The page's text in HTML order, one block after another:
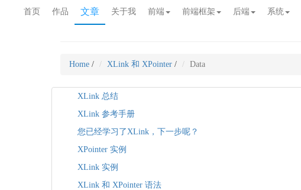
首页 作品 文章 关于我 前端 前端框架 后端 系统
Home / XLink 和 XPointer / Data
XLink 总结
XLink 参考手册
您已经学习了XLink，下一步呢？
XPointer 实例
XLink 实例
XLink 和 XPointer 语法